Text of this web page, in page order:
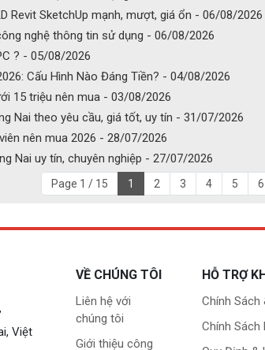
Revit SketchUp mạnh, mượt, giá ổn - 06/08/2026
nghệ thông tin sử dụng - 06/08/2026
? - 05/08/2026
Cấu Hình Nào Đáng Tiền? - 04/08/2026
15 triệu nên mua - 03/08/2026
Nai theo yêu cầu, giá tốt, uy tín - 31/07/2026
nên mua 2026 - 28/07/2026
Nai uy tín, chuyên nghiệp - 27/07/2026
Page 1 / 15 1 2 3 4 5 6
Việt
VỀ CHÚNG TÔI
Liên hệ với
chúng tôi
Giới thiệu công
HỖ TRỢ
Chính Sách
Chính Sách